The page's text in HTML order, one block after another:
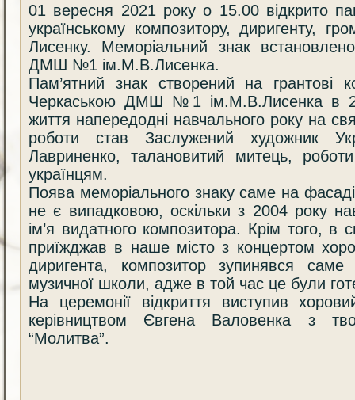
01 вересня 2021 року о 15.00 відкрито
українському композитору, диригенту,
Лисенку. Меморіальний знак
ДМШ №1 ім.М.В.Лисенка.
Пам’ятний знак створений на грантові
Черкаською ДМШ №1 ім.М.В.Лисенка в
життя напередодні навчального року на
роботи став Заслужений художник
Лавриненко, талановитий митець,
українцям.
Поява меморіального знаку саме на
не є випадковою, оскільки з 2004 року
ім’я видатного композитора. Крім того, в
приїжджав в наше місто з концертом
диригента, композитор зупинявся саме
музичної школи, адже в той час це були
На церемонії відкриття виступив
керівництвом Євгена Валовенка з
“Молитва”.